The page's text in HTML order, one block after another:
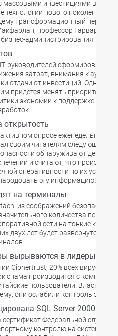
массовыми инвестициями в
технологии нового поколения
трансформационный период
профессор
администрирования.
руководителей сформировалось
затрат, внимания к
отдачи от инвестиций. Однако
придется менять приоритеты в
экономии к поддержке
открытость
опросе еженедельник
своим читателям следующий
обнаруживают дефекты
и считают, что
оперативности по их
эту информацию?
на терминалы
из соображений
количества
сети на тонкие
двух лет будет развернуто
вырываются в лидеры
Ciphertrust, 20% всех вирусных
спама производится с
пользователи. Власти
они ослабили контроль за
SQL Server 2000
сертификат Федеральной службы
контролю на систему